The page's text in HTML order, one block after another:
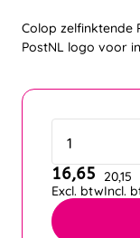
Colop zelfinktende
PostNL logo voor
16,65
Excl. btw
20,15
Incl.